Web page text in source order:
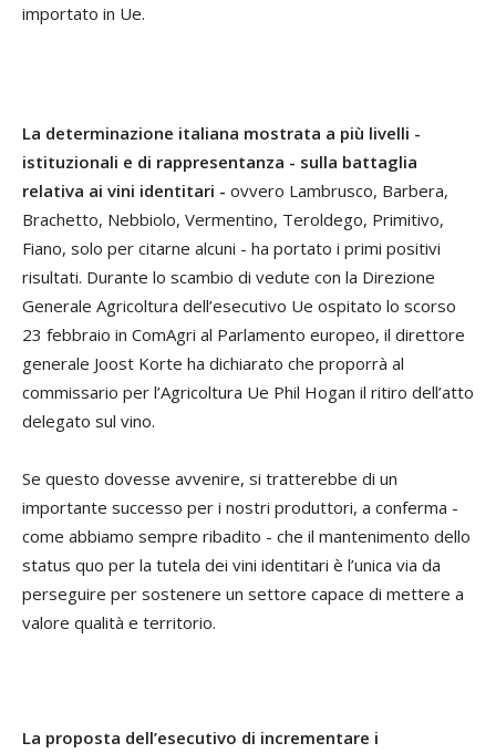
importato in Ue.
La determinazione italiana mostrata a più livelli -
istituzionali e di rappresentanza - sulla battaglia
relativa ai vini identitari - ovvero Lambrusco, Barbera,
Brachetto, Nebbiolo, Vermentino, Teroldego, Primitivo,
Fiano, solo per citarne alcuni - ha portato i primi positivi
risultati. Durante lo scambio di vedute con la Direzione
Generale Agricoltura dell’esecutivo Ue ospitato lo scorso
23 febbraio in ComAgri al Parlamento europeo, il direttore
generale Joost Korte ha dichiarato che proporrà al
commissario per l’Agricoltura Ue Phil Hogan il ritiro dell’atto
delegato sul vino.
Se questo dovesse avvenire, si tratterebbe di un
importante successo per i nostri produttori, a conferma -
come abbiamo sempre ribadito - che il mantenimento dello
status quo per la tutela dei vini identitari è l’unica via da
perseguire per sostenere un settore capace di mettere a
valore qualità e territorio.
La proposta dell’esecutivo di incrementare i